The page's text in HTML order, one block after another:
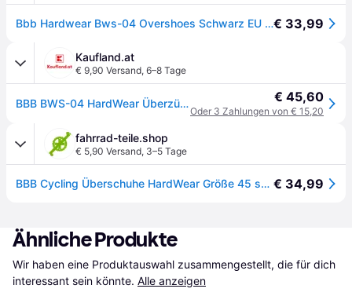
Bbb Hardwear Bws-04 Overshoes Schwarz EU 45-46€ 33,99
Kaufland.at
€ 9,90 Versand, 6–8 Tage
BBB BWS-04 HardWear Überzüge für Leggings größe 43-44 € 45,60
Oder 3 Zahlungen von € 15,20
fahrrad-teile.shop
€ 5,90 Versand, 3–5 Tage
BBB Cycling Überschuhe HardWear Größe 45 schwarz - zuverlässiger Kälte- und Nässeschutz € 34,99
Ähnliche Produkte
Wir haben eine Produktauswahl zusammengestellt, die für dich
interessant sein könnte. Alle anzeigen